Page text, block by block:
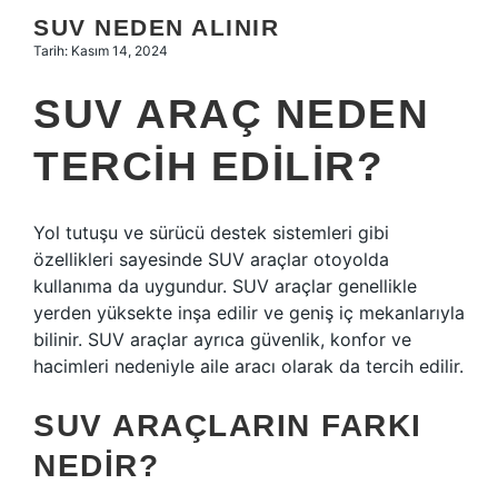
Hakkımızda
SUV NEDEN ALINIR
Tarih: Kasım 14, 2024
SUV ARAÇ NEDEN
TERCIH EDILIR?
Yol tutuşu ve sürücü destek sistemleri gibi
özellikleri sayesinde SUV araçlar otoyolda
kullanıma da uygundur. SUV araçlar genellikle
yerden yüksekte inşa edilir ve geniş iç mekanlarıyla
bilinir. SUV araçlar ayrıca güvenlik, konfor ve
hacimleri nedeniyle aile aracı olarak da tercih edilir.
SUV ARAÇLARIN FARKI
NEDIR?